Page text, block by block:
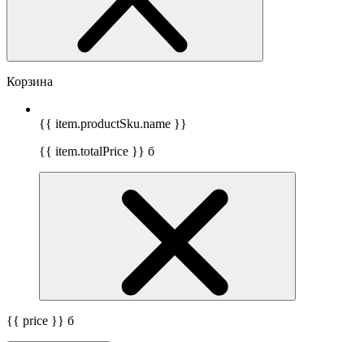
Корзина
{{ item.productSku.name }}
{{ item.totalPrice }} б
{{ price }} б